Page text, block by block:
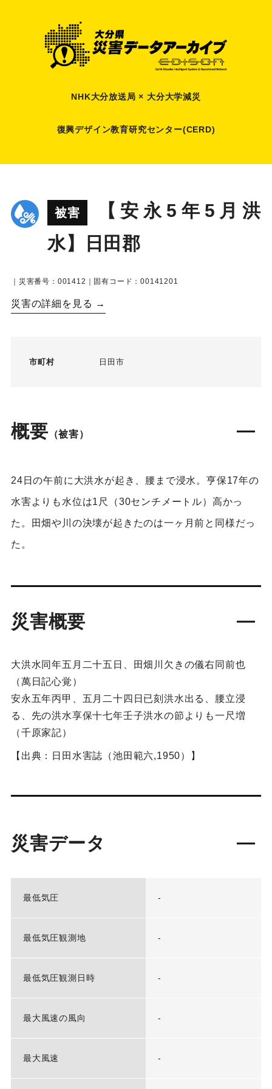
NHK大分放送局 × 大分大学減災
復興デザイン教育研究センター(CERD)
被害
【安永5年5月洪
水】日田郡
｜災害番号：001412｜固有コード：00141201
災害の詳細を見る →
市町村 日田市
概要 （被害）
24日の午前に大洪水が起き、腰まで浸水。亨保17年の
水害よりも水位は1尺（30センチメートル）高かっ
た。田畑や川の決壊が起きたのは一ヶ月前と同様だっ
た。
災害概要
大洪水同年五月二十五日、田畑川欠きの儀右同前也
（萬日記心覚）
安永五年丙甲、五月二十四日已刻洪水出る、腰立浸
る、先の洪水享保十七年壬子洪水の節よりも一尺増
（千原家記）
【出典：日田水害誌（池田範六,1950）】
災害データ
最低気圧 -
最低気圧観測地 -
最低気圧観測日時 -
最大風速の風向 -
最大風速 -